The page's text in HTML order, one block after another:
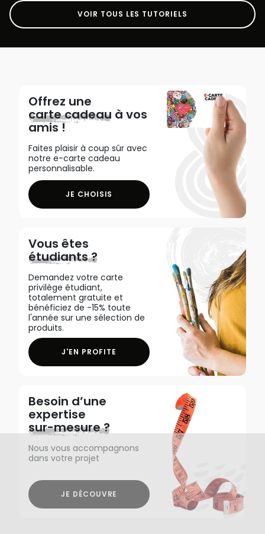
VOIR TOUS LES TUTORIELS
Offrez une
carte cadeau à vos
amis !
Faites plaisir à coup sûr avec
notre e-carte cadeau
personnalisable.
JE CHOISIS
Vous êtes
étudiants ?
Demandez votre carte
privilège étudiant,
totalement gratuite et
bénéficiez de -15% toute
l'année sur une sélection de
produits.
J'EN PROFITE
Besoin d’une
expertise
sur-mesure ?
Nous vous accompagnons
dans votre projet
JE DÉCOUVRE